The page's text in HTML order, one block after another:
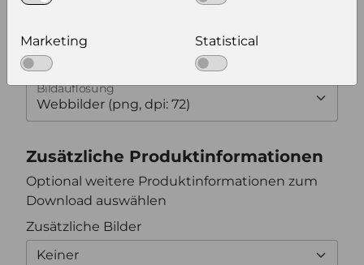
Bildeinstellungen
wählen Sie eine Auflösung für Ihr Bild aus
Bildauflösung
Zusätzliche Produktinformationen
Optional weitere Produktinformationen zum
Download auswählen
Zusätzliche Bilder
Keiner
Marketing Statistical